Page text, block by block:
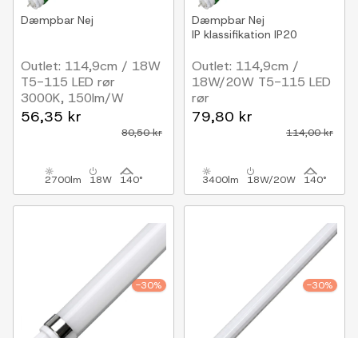
Dæmpbar Nej
Outlet: 114,9cm / 18W
T5-115 LED rør
3000K, 150lm/W
56,35 kr
80,50 kr
2700lm 18W 140°
Dæmpbar Nej
IP klassifikation IP20
Outlet: 114,9cm /
18W/20W T5-115 LED
rør
3300K, 170m/W
79,80 kr
114,00 kr
3400lm 18W/20W 140°
-30% -30%